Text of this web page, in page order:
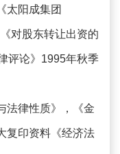
太阳成集团
对股东转让出资的
评论》1995年秋季
法律性质》，《金
复印资料《经济法